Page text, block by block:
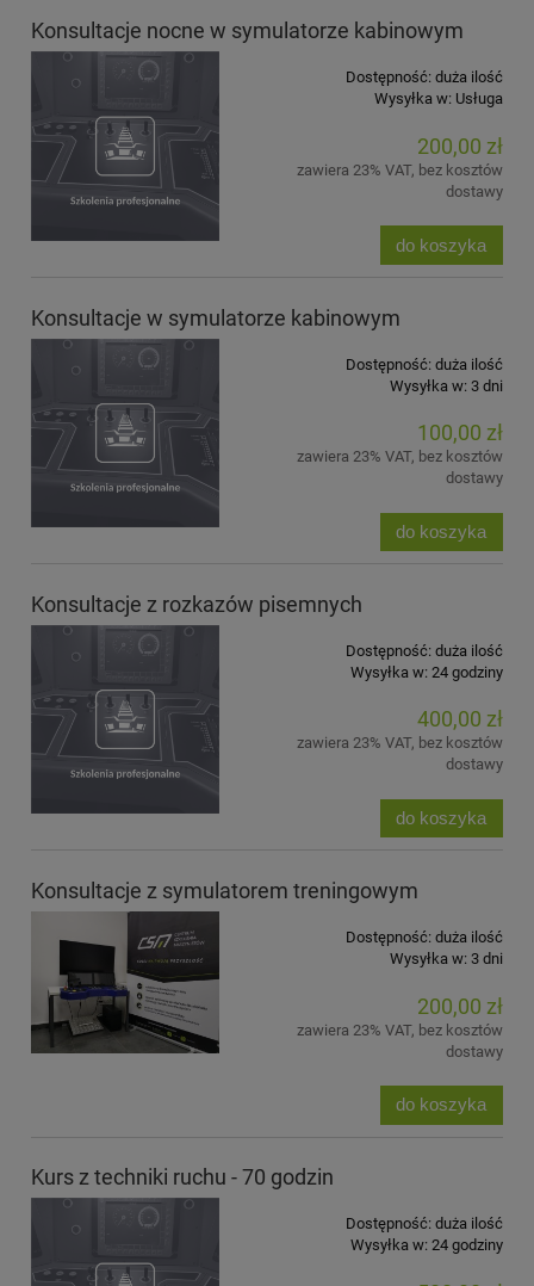
Konsultacje nocne w symulatorze kabinowym
Dostępność: duża ilość
Wysyłka w: Usługa
200,00 zł
zawiera 23% VAT, bez kosztów
dostawy
do koszyka
Konsultacje w symulatorze kabinowym
Dostępność: duża ilość
Wysyłka w: 3 dni
100,00 zł
zawiera 23% VAT, bez kosztów
dostawy
do koszyka
Konsultacje z rozkazów pisemnych
Dostępność: duża ilość
Wysyłka w: 24 godziny
400,00 zł
zawiera 23% VAT, bez kosztów
dostawy
do koszyka
Konsultacje z symulatorem treningowym
Dostępność: duża ilość
Wysyłka w: 3 dni
200,00 zł
zawiera 23% VAT, bez kosztów
dostawy
do koszyka
Kurs z techniki ruchu - 70 godzin
Dostępność: duża ilość
Wysyłka w: 24 godziny